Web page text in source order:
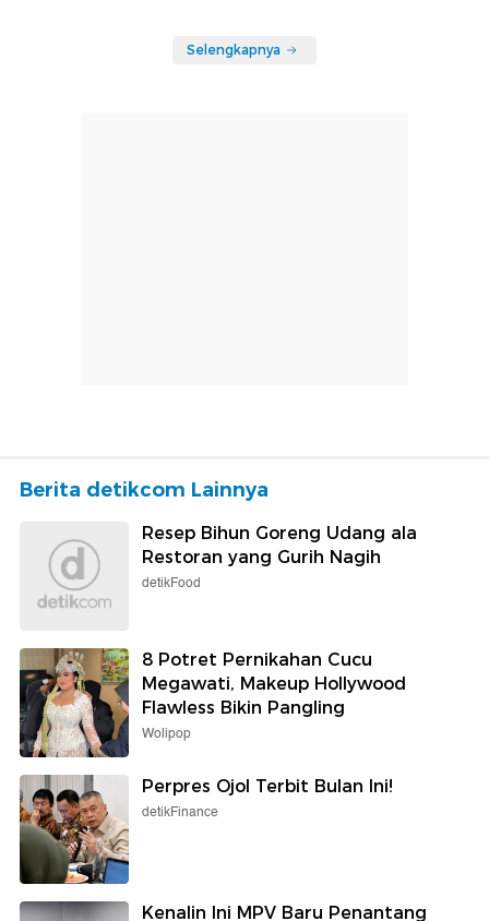
Selengkapnya
Berita detikcom Lainnya
Resep Bihun Goreng Udang ala
Restoran yang Gurih Nagih
detikFood
8 Potret Pernikahan Cucu
Megawati, Makeup Hollywood
Flawless Bikin Pangling
Wolipop
Perpres Ojol Terbit Bulan Ini!
detikFinance
Kenalin Ini MPV Baru Penantang